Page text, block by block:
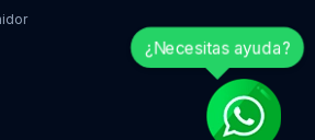
¿Necesitas ayuda?